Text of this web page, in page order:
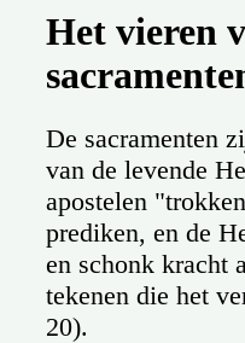
Het vieren
De sacramenten
van de levende
apostelen
prediken, en de
en schonk kracht
tekenen die het
20).